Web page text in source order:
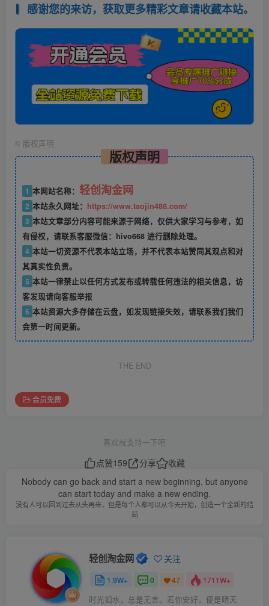
感谢您的来访，获取更多精彩文章请收藏本站。
© 版权声明
版权声明
1 本网站名称： 轻创淘金网
2 本站永久网址： https://www.taojin488.com/
3 本站文章部分内容可能来源于网络，仅供大家学习与参考，如
有侵权，请联系客服微信：hivo668 进行删除处理。
4 本站一切资源不代表本站立场，并不代表本站赞同其观点和对
其真实性负责。
5 本站一律禁止以任何方式发布或转载任何违法的相关信息，访
客发现请向客服举报
6 本站资源大多存储在云盘，如发现链接失效，请联系我们我们
会第一时间更新。
THE END
会员免费
喜欢就支持一下吧
点赞159 分享
收藏
Nobody can go back and start a new beginning, but anyone
can start today and make a new ending.
没有人可以回到过去从头再来，但是每个人都可以从今天开始，创造一个全新的结
局
轻创淘金网 关注
1.9W+ 0 47 1711W+
时光如水，总是无言。若你安好，便是晴天